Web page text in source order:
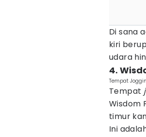
Di sana
kiri
udara
4.
Tempat
Tempat
Wisdom
timur
Ini